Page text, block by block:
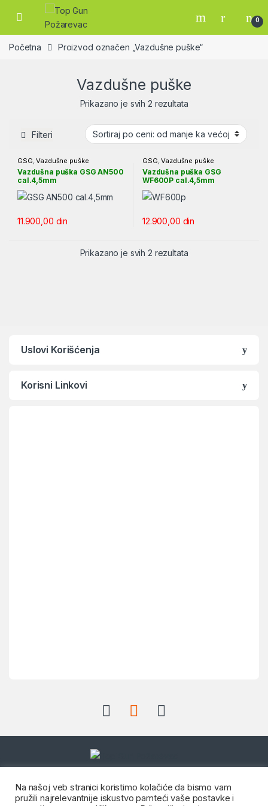
Skip to navigation
Skip to content
Open 0
Početna Proizvod označen „Vazdušne puške“
Vazdušne puške
Prikazano je svih 2 rezultataSortirano po ceni:
Filteri
GSG,Vazdušne puške
Vazdušna puška GSG AN500
cal.4,5mm
11.900,00 din
GSG,Vazdušne puške
Vazdušna puška GSG
WF600P cal.4,5mm
12.900,00 din
Prikazano je svih 2 rezultataSortirano po ceni:
Uslovi Korišćenja
Korisni Linkovi
Dostupni radnim danom od:
08:00 do 20:00 i Subotom od
08:00 do 14:00
Na našoj veb stranici koristimo kolačiće da bismo vam
pružili najrelevantnije iskustvo pamteći vaše postavke i